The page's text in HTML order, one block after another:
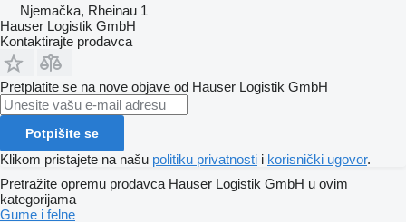
Njemačka, Rheinau 1
Hauser Logistik GmbH
Kontaktirajte prodavca
Pretplatite se na nove objave od Hauser Logistik GmbH
Potpišite se
Klikom pristajete na našu politiku privatnosti i korisnički ugovor.
Pretražite opremu prodavca Hauser Logistik GmbH u ovim
kategorijama
Gume i felne